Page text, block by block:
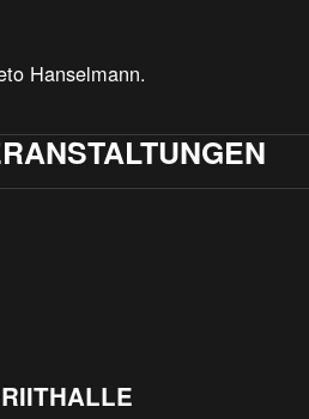
Hanselmann.